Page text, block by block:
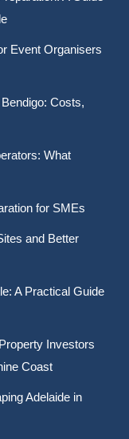
Event Organisers
Costs,
What
for SMEs
and Better
A Practical Guide
Investors
Coast
Adelaide in